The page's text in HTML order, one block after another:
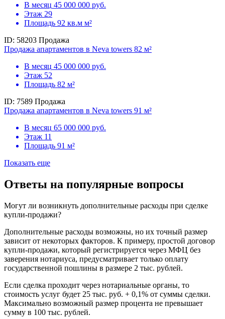
В месяц 45 000 000 руб.
Этаж 29
Площадь 92 кв.м м²
ID: 58203 Продажа
Продажа апартаментов в Neva towers 82 м²
В месяц 45 000 000 руб.
Этаж 52
Площадь 82 м²
ID: 7589 Продажа
Продажа апартаментов в Neva towers 91 м²
В месяц 65 000 000 руб.
Этаж 11
Площадь 91 м²
Показать еще
Ответы на популярные вопросы
Могут ли возникнуть дополнительные расходы при сделке
купли-продажи?
Дополнительные расходы возможны, но их точный размер
зависит от некоторых факторов. К примеру, простой договор
купли-продажи, который регистрируется через МФЦ без
заверения нотариуса, предусматривает только оплату
государственной пошлины в размере 2 тыс. рублей.
Если сделка проходит через нотариальные органы, то
стоимость услуг будет 25 тыс. руб. + 0,1% от суммы сделки.
Максимально возможный размер процента не превышает
сумму в 100 тыс. рублей.